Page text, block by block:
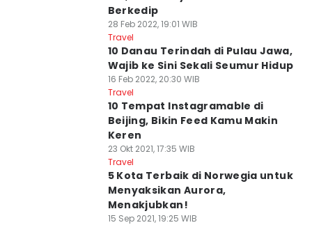
Berkedip
28 Feb 2022, 19:01 WIB
Travel
10 Danau Terindah di Pulau Jawa,
Wajib ke Sini Sekali Seumur Hidup
16 Feb 2022, 20:30 WIB
Travel
10 Tempat Instagramable di
Beijing, Bikin Feed Kamu Makin
Keren
23 Okt 2021, 17:35 WIB
Travel
5 Kota Terbaik di Norwegia untuk
Menyaksikan Aurora,
Menakjubkan!
15 Sep 2021, 19:25 WIB